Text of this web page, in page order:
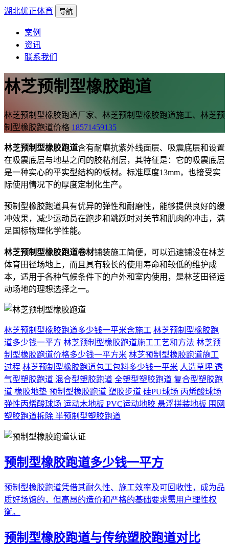
湖北优正体育 导航
案例
资讯
联系我们
林芝预制型橡胶跑道
林芝预制型橡胶跑道厂家、林芝预制型橡胶跑道施工、林芝预
制型橡胶跑道价格 18571459135
林芝预制型橡胶跑道含有耐磨抗紫外线面层、吸震底层和设置
在吸震底层与地基之间的胶粘剂层，其特征是：它的吸震底层
是一种实心的平实型结构的板材。标准厚度13mm，也接受实
际使用情况下的厚度定制化生产。
预制型橡胶跑道具有优异的弹性和耐磨性，能够提供良好的缓
冲效果，减少运动员在跑步和跳跃时对关节和肌肉的冲击，满
足国标物理化学性能。
林芝预制型橡胶跑道卷材铺装施工简便，可以迅速铺设在林芝
体育田径场地上，而且具有较长的使用寿命和较低的维护成
本，适用于各种气候条件下的户外和室内使用，是林芝田径运
动场地的理想选择之一。
林芝预制型橡胶跑道多少钱一平米含施工 林芝预制型橡胶跑
道多少钱一平方 林芝预制型橡胶跑道施工工艺和方法 林芝预
制型橡胶跑道价格多少钱一平方米 林芝预制型橡胶跑道施工
过程 林芝预制型橡胶跑道包工包料多少钱一平米 人造草坪 透
气型塑胶跑道 混合型塑胶跑道 全塑型塑胶跑道 复合型塑胶跑
道 橡胶地垫 预制型橡胶跑道 塑胶步道 硅PU球场 丙烯酸球场
弹性丙烯酸球场 运动木地板 PVC运动地胶 悬浮拼装地板 围网
塑胶跑道拆除 半预制型塑胶跑道
预制型橡胶跑道多少钱一平方
预制型橡胶跑道凭借其耐久性、施工效率及可回收性，成为品
质好场馆的，但高昂的造价和严格的基础要求需用户理性权
衡。
预制型橡胶跑道与传统塑胶跑道对比